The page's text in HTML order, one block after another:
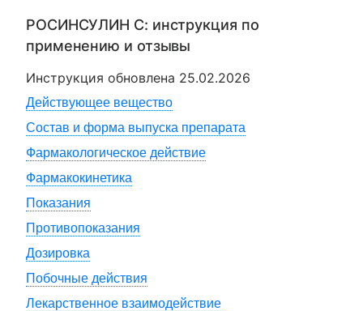
РОСИНСУЛИН С: инструкция по
применению и отзывы
Инструкция обновлена 25.02.2026
Действующее вещество
Состав и форма выпуска препарата
Фармакологическое действие
Фармакокинетика
Показания
Противопоказания
Дозировка
Побочные действия
Лекарственное взаимодействие